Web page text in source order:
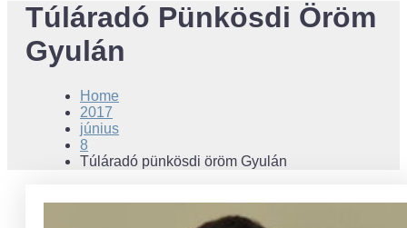
Túláradó Pünkösdi Öröm
Gyulán
Home
2017
június
8
Túláradó pünkösdi öröm Gyulán